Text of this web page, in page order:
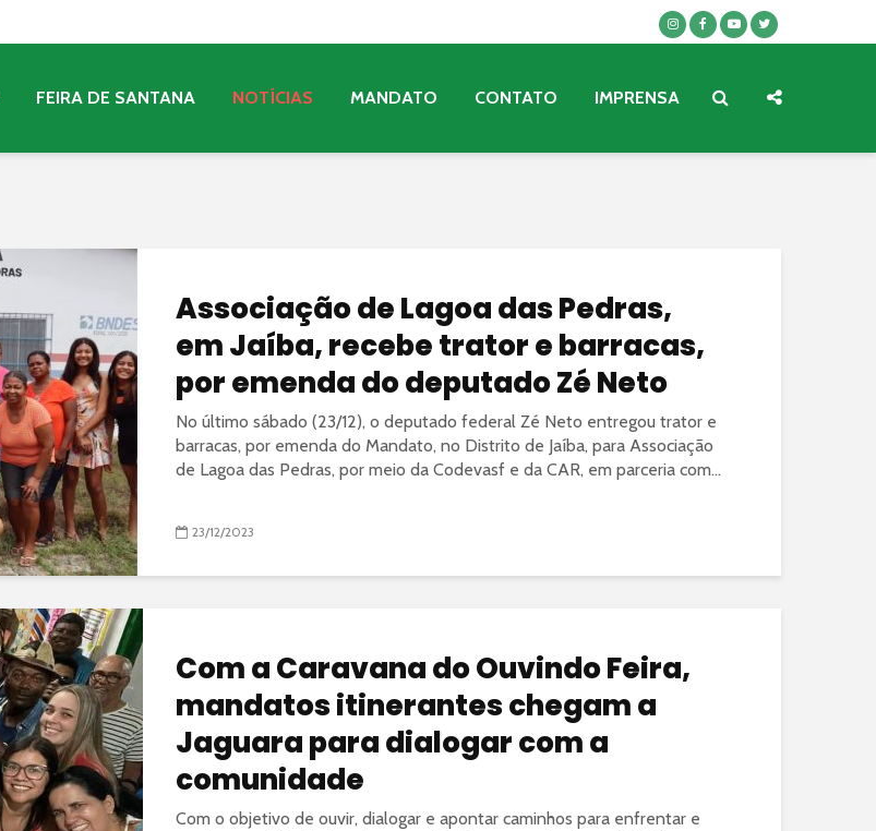
FEIRA DE SANTANA NOTÍCIAS MANDATO CONTATO IMPRENSA
Associação de Lagoa das Pedras,
em Jaíba, recebe trator e barracas,
por emenda do deputado Zé Neto
No último sábado (23/12), o deputado federal Zé Neto entregou trator e
barracas, por emenda do Mandato, no Distrito de Jaíba, para Associação
de Lagoa das Pedras, por meio da Codevasf e da CAR, em parceria com...
23/12/2023
Com a Caravana do Ouvindo Feira,
mandatos itinerantes chegam a
Jaguara para dialogar com a
comunidade
Com o objetivo de ouvir, dialogar e apontar caminhos para enfrentar e